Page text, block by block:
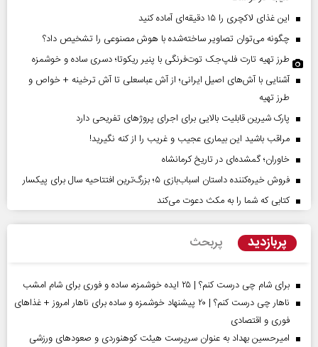
این غذای لاکچری را ۱۵ دقیقه‌ای آماده کنید
چگونه می‌توان تصاویر ساخته‌شده با هوش مصنوعی را تشخیص داد؟
طرز تهیه تارت فلپ‌جک توت‌فرنگی با پنیر ریکوتا؛ دسری ساده و خوشمزه
آشنایی با آش‌های اصیل ایرانی؛ از آش عباسعلی تا آش ترخینه + خواص و
طرز تهیه
پارک شیرین قابلیت‌ بالایی برای اجرای پروژهای تفریحی دارد
مراقب باشید این بیماری عجیب و غریب را از کنه نگیرید!
خاوران؛ گمشده‌ای در تاریخ کرمانشاه
فروش خیره‌کننده داستان اسباب‌بازی ۵؛ بزرگ‌ترین افتتاحیه سال برای پیکسار
کتابی که شما را به مکث دعوت می‌کند
پربازدید پربحث
برای شام چی درست کنم؟ | ۲۵ ایده خوشمزه، ساده و فوری برای شام امشب
ناهار چی درست کنم؟ | ۲۰ پیشنهاد خوشمزه و ساده برای ناهار امروز + غذاهای
فوری و اقتصادی
امیرحسین بهداد به عنوان سرپرست هیئت کوهنوردی و صعودهای ورزشی